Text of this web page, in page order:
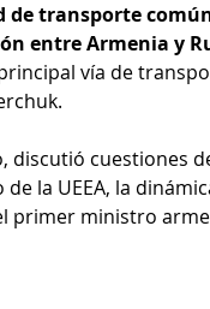
transporte
entre Armenia y
vía de
discutió cuestiones
la UEEA, la
primer ministro